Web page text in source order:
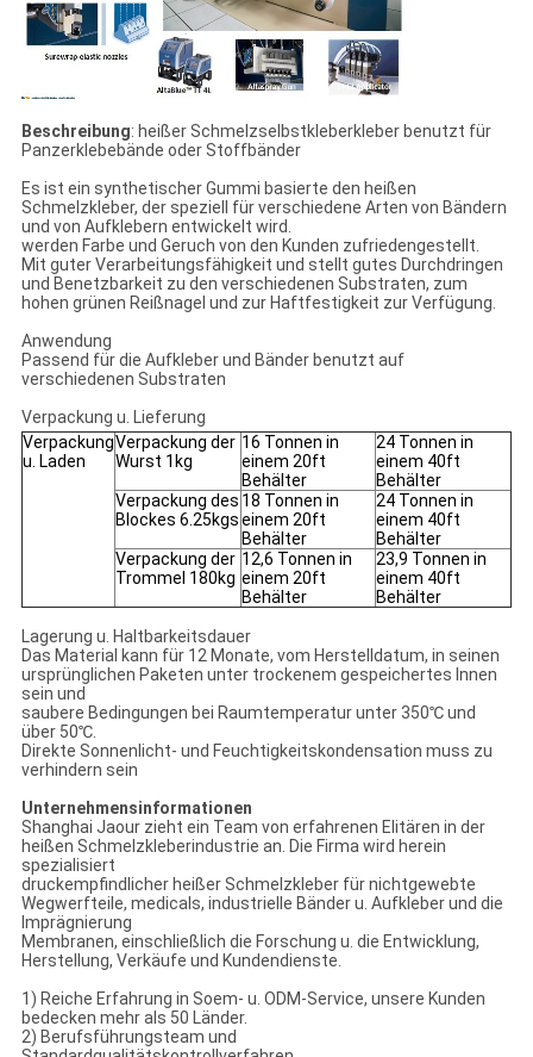
Beschreibung: heißer Schmelzselbstkleberkleber benutzt für
Panzerklebebände oder Stoffbänder
Es ist ein synthetischer Gummi basierte den heißen
Schmelzkleber, der speziell für verschiedene Arten von Bändern
und von Aufklebern entwickelt wird.
werden Farbe und Geruch von den Kunden zufriedengestellt.
Mit guter Verarbeitungsfähigkeit und stellt gutes Durchdringen
und Benetzbarkeit zu den verschiedenen Substraten, zum
hohen grünen Reißnagel und zur Haftfestigkeit zur Verfügung.
Anwendung
Passend für die Aufkleber und Bänder benutzt auf
verschiedenen Substraten
Verpackung u. Lieferung
Verpackung
u. Laden
Verpackung der
Wurst 1kg
16 Tonnen in
einem 20ft
Behälter
24 Tonnen in
einem 40ft
Behälter
Verpackung des
Blockes 6.25kgs
18 Tonnen in
einem 20ft
Behälter
24 Tonnen in
einem 40ft
Behälter
Verpackung der
Trommel 180kg
12,6 Tonnen in
einem 20ft
Behälter
23,9 Tonnen in
einem 40ft
Behälter
Lagerung u. Haltbarkeitsdauer
Das Material kann für 12 Monate, vom Herstelldatum, in seinen
ursprünglichen Paketen unter trockenem gespeichertes Innen
sein und
saubere Bedingungen bei Raumtemperatur unter 350℃ und
über 50℃.
Direkte Sonnenlicht- und Feuchtigkeitskondensation muss zu
verhindern sein
Unternehmensinformationen
Shanghai Jaour zieht ein Team von erfahrenen Elitären in der
heißen Schmelzkleberindustrie an. Die Firma wird herein
spezialisiert
druckempfindlicher heißer Schmelzkleber für nichtgewebte
Wegwerfteile, medicals, industrielle Bänder u. Aufkleber und die
Imprägnierung
Membranen, einschließlich die Forschung u. die Entwicklung,
Herstellung, Verkäufe und Kundendienste.
1) Reiche Erfahrung in Soem- u. ODM-Service, unsere Kunden
bedecken mehr als 50 Länder.
2) Berufsführungsteam und